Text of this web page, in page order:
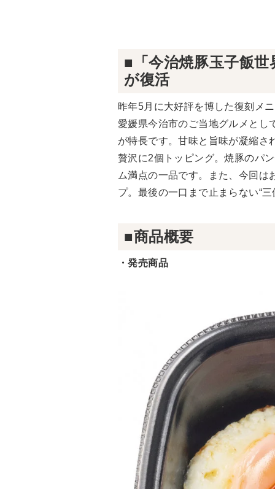
■「今治焼豚玉子飯
が復活
昨年5月に大好評を博した復刻メ
愛媛県今治市のご当地グルメとし
が特長です。甘味と旨味が凝縮さ
贅沢に2個トッピング。焼豚のパ
ム満点の一品です。また、今回
プ。最後の一口まで止まらない“
■商品概要
・発売商品